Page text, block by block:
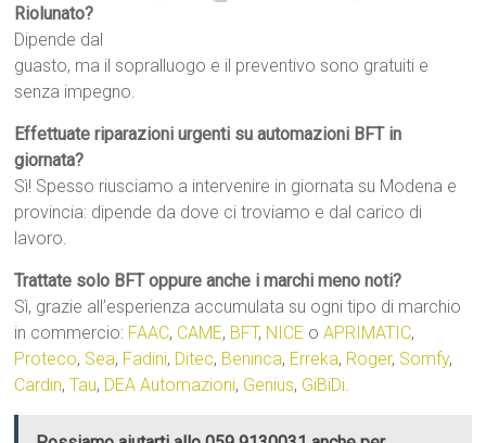
Riolunato?
Dipende dal
guasto, ma il sopralluogo e il preventivo sono gratuiti e
senza impegno.
Effettuate riparazioni urgenti su automazioni BFT in
giornata?
Sì! Spesso riusciamo a intervenire in giornata su Modena e
provincia: dipende da dove ci troviamo e dal carico di
lavoro.
Trattate solo BFT oppure anche i marchi meno noti?
Sì, grazie all’esperienza accumulata su ogni tipo di marchio
in commercio: FAAC, CAME, BFT, NICE oAPRIMATIC,
Proteco, Sea, Fadini, Ditec, Beninca, Erreka, Roger, Somfy,
Cardin,Tau, DEA Automazioni, Genius, GiBiDi.